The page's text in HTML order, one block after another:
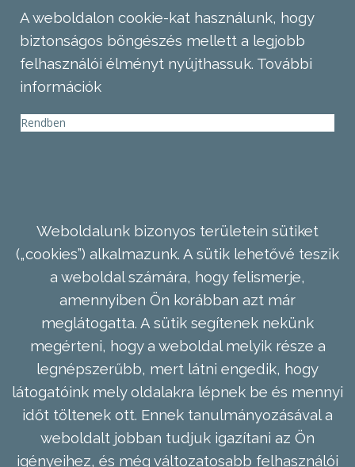
A weboldalon cookie-kat használunk, hogy
biztonságos böngészés mellett a legjobb
felhasználói élményt nyújthassuk. További
információk
Rendben
Weboldalunk bizonyos területein sütiket
(„cookies”) alkalmazunk. A sütik lehetővé teszik
a weboldal számára, hogy felismerje,
amennyiben Ön korábban azt már
meglátogatta. A sütik segítenek nekünk
megérteni, hogy a weboldal melyik része a
legnépszerűbb, mert látni engedik, hogy
látogatóink mely oldalakra lépnek be és mennyi
időt töltenek ott. Ennek tanulmányozásával a
weboldalt jobban tudjuk igazítani az Ön
igényeihez, és még változatosabb felhasználói